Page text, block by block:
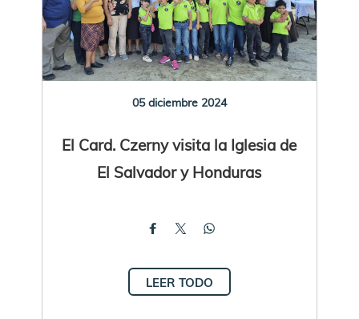
05 diciembre 2024
El Card. Czerny visita la Iglesia de
El Salvador y Honduras
LEER TODO